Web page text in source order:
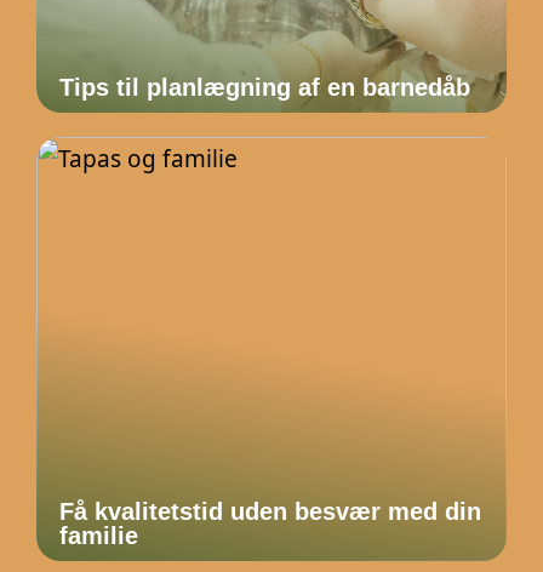
Tips til planlægning af en barnedåb
Få kvalitetstid uden besvær med din
familie